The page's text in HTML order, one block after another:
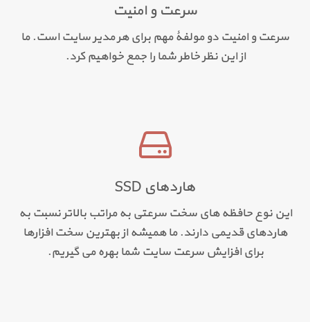
سرعت و امنیت
سرعت و امنیت دو مولفۀ مهم برای هر مدیر سایت است. ما
از این نظر خاطر شما را جمع خواهیم کرد.
هاردهای SSD
این نوع حافظه های سخت سرعتی به مراتب بالاتر نسبت به
هاردهای قدیمی دارند. ما همیشه از بهترین سخت افزارها
برای افزایش سرعت سایت شما بهره می گیریم.